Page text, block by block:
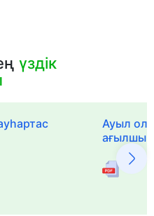
үздік
Ауыл
ағылшын